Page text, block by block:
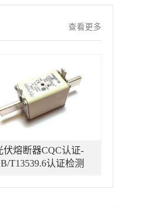
查看更多
伏熔断器CQC认证-
T13539.6认证检测